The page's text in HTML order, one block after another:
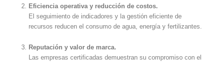
Eficiencia operativa y reducción de costos.
El seguimiento de indicadores y la gestión eficiente de
recursos reducen el consumo de agua, energía y fertilizantes.
Reputación y valor de marca.
Las empresas certificadas demuestran su compromiso con el